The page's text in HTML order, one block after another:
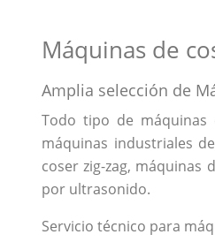
Máquinas de
Amplia selección de
Todo tipo de máquinas
máquinas industriales
coser zig-zag, máquinas
por ultrasonido.
Servicio técnico para